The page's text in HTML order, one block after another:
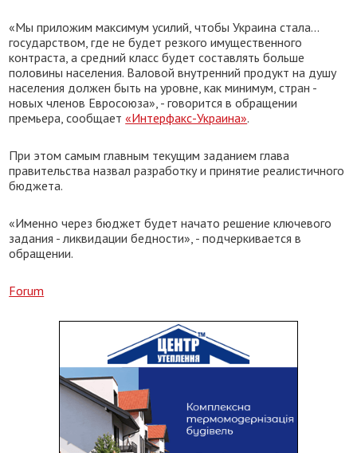
«Мы приложим максимум усилий, чтобы Украина стала...
государством, где не будет резкого имущественного
контраста, а средний класс будет составлять больше
половины населения. Валовой внутренний продукт на душу
населения должен быть на уровне, как минимум, стран -
новых членов Евросоюза», - говорится в обращении
премьера, сообщает«Интерфакс-Украина».
При этом самым главным текущим заданием глава
правительства назвал разработку и принятие реалистичного
бюджета.
«Именно через бюджет будет начато решение ключевого
задания - ликвидации бедности», - подчеркивается в
обращении.
Forum